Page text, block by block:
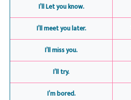
I’ll Let you know.
I’ll meet you later.
I’ll miss you.
I’ll try.
I’m bored.